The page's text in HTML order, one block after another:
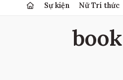
Sự kiện Nữ Trí thức